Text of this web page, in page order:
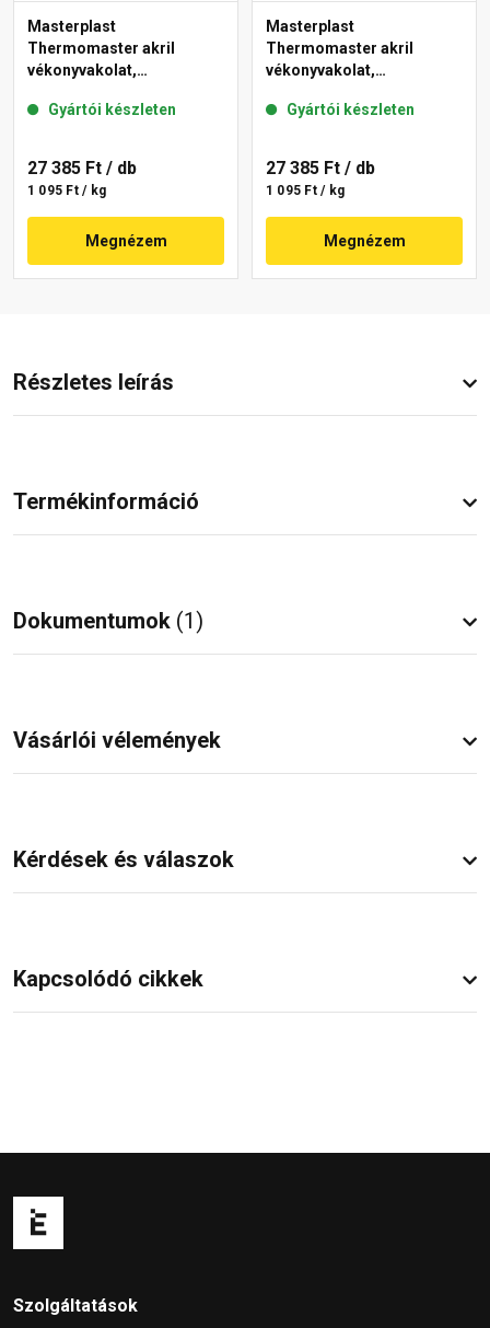
Masterplast
Thermomaster akril
vékonyvakolat,
15-F 25 kg
Gyártói készleten
27 385 Ft / db
1 095 Ft / kg
Megnézem
Masterplast
Thermomaster akril
vékonyvakolat,
16-D 25 kg
Gyártói készleten
27 385 Ft / db
1 095 Ft / kg
Megnézem
Részletes leírás
Termékinformáció
Dokumentumok (1)
Vásárlói vélemények
Kérdések és válaszok
Kapcsolódó cikkek
Szolgáltatások